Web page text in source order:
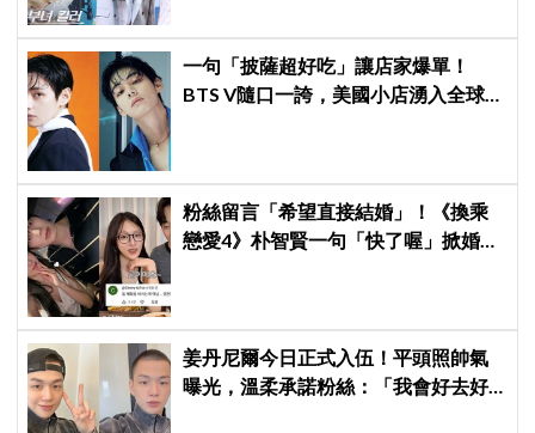
一句「披薩超好吃」讓店家爆單！
BTS V隨口一誇，美國小店湧入全球
粉絲留言「希望直接結婚」！《換乘
戀愛4》朴智賢一句「快了喔」掀婚訊
姜丹尼爾今日正式入伍！平頭照帥氣
曝光，溫柔承諾粉絲：「我會好去好